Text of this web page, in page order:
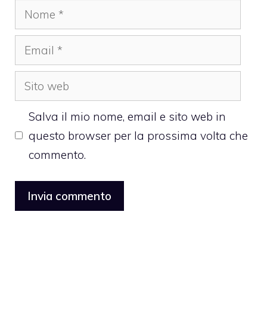
Nome
Email
Sito
web
Salva il mio nome, email e sito web in
questo browser per la prossima volta che
commento.